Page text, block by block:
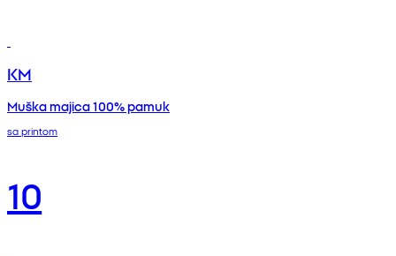
KM
Muška majica 100% pamuk
sa printom
10